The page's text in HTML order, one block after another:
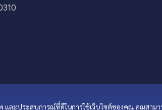
ละประสบการณ์ที่ดีในการใช้เว็บไซต์ของคุณ คุณสาม